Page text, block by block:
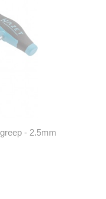
- 2.5mm